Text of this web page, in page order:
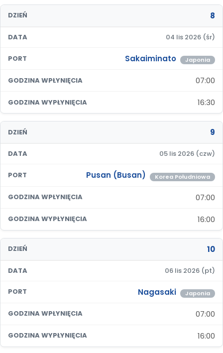
DZIEŃ 8
DATA 04 lis 2026 (śr)
PORT Sakaiminato Japonia
GODZINA WPŁYNIĘCIA 07:00
GODZINA WYPŁYNIĘCIA 16:30
DZIEŃ 9
DATA 05 lis 2026 (czw)
PORT Pusan (Busan) Korea Południowa
GODZINA WPŁYNIĘCIA 07:00
GODZINA WYPŁYNIĘCIA 16:00
DZIEŃ 10
DATA 06 lis 2026 (pt)
PORT Nagasaki Japonia
GODZINA WPŁYNIĘCIA 07:00
GODZINA WYPŁYNIĘCIA 16:00